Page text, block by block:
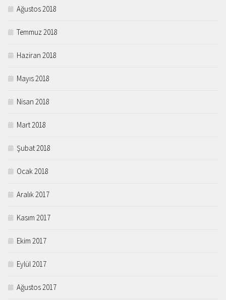
Ağustos 2018
Temmuz 2018
Haziran 2018
Mayıs 2018
Nisan 2018
Mart 2018
Şubat 2018
Ocak 2018
Aralık 2017
Kasım 2017
Ekim 2017
Eylül 2017
Ağustos 2017